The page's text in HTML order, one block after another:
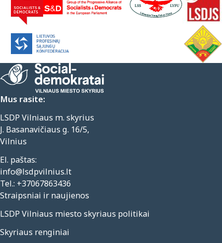
Mus rasite:
LSDP Vilniaus m. skyrius
J. Basanavičiaus g. 16/5,
Vilnius
El. paštas:
info@lsdpvilnius.lt
Tel.: +37067863436
Straipsniai ir naujienos
LSDP Vilniaus miesto skyriaus politikai
Skyriaus renginiai